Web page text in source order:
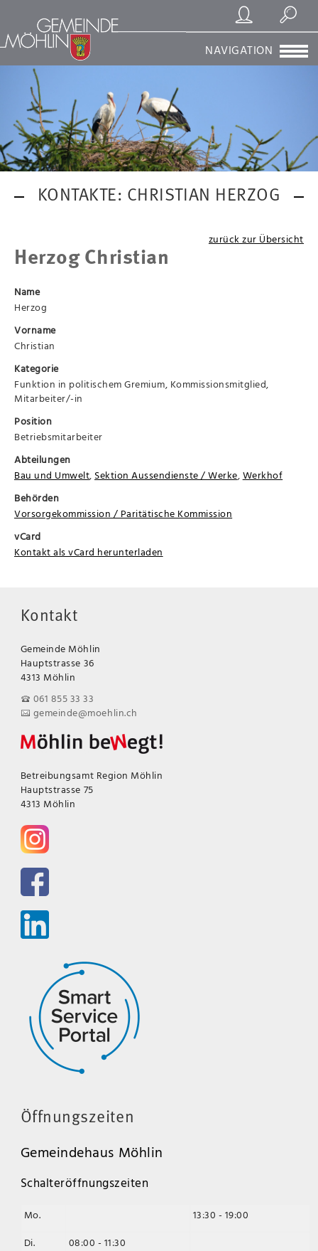
Registrierung/Login
Suchen
NAVIGATION
KONTAKTE: CHRISTIAN HERZOG
zurück zur Übersicht
Herzog Christian
Name
Herzog
Vorname
Christian
Kategorie
Funktion in politischem Gremium, Kommissionsmitglied,
Mitarbeiter/-in
Position
Betriebsmitarbeiter
Abteilungen
Bau und Umwelt, Sektion Aussendienste / Werke,Werkhof
Behörden
Vorsorgekommission / Paritätische Kommission
vCard
Kontakt als vCard herunterladen
Kontakt
Gemeinde Möhlin
Hauptstrasse 36
4313 Möhlin
061 855 33 33
gemeinde@moehlin.ch
Betreibungsamt Region Möhlin
Hauptstrasse 75
4313 Möhlin
Öffnungszeiten
Gemeindehaus Möhlin
Schalteröffnungszeiten
Mo.
13:30 - 19:00
Di.
08:00 - 11:30